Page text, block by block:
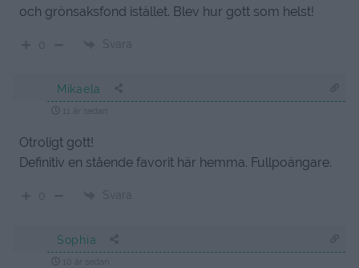
och grönsaksfond istället. Blev hur gott som helst!
Svara
Mikaela
11 år sedan
Otroligt gott!
Definitiv en stående favorit här hemma. Fullpoängare.
Svara
Sophia
10 år sedan